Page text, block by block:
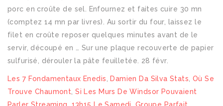
Les 7 Fondamentaux Enedis Damien Da Silva Stats ,Où Se
Trouve Chaumont ,Si Les Murs De Windsor Pouvaient